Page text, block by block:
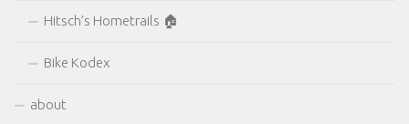
Hitsch’s Hometrails 🏠
Bike Kodex
about